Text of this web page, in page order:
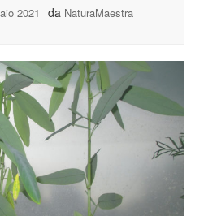
2021 da NaturaMaestra